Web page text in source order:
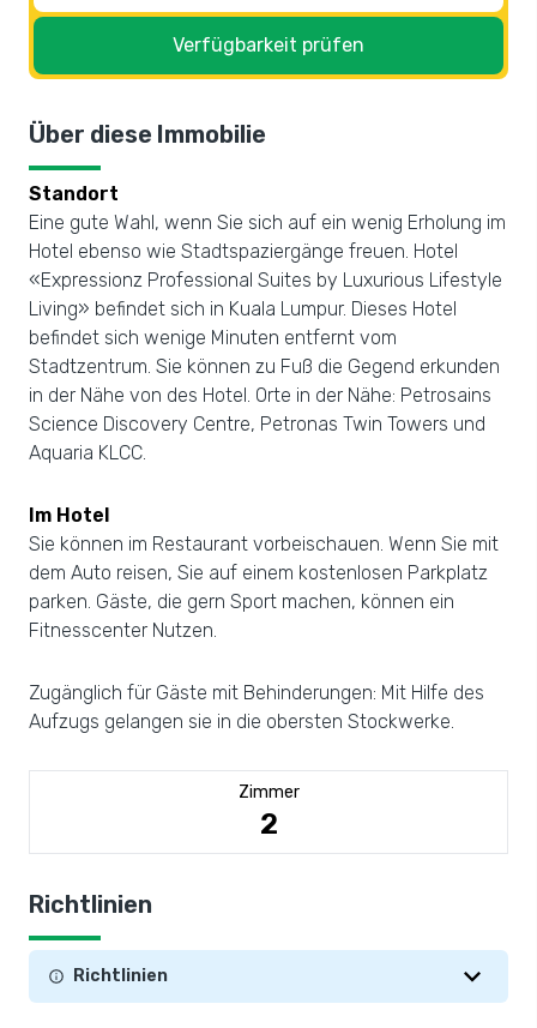
Verfügbarkeit prüfen
Über diese Immobilie
Standort
Eine gute Wahl, wenn Sie sich auf ein wenig Erholung im
Hotel ebenso wie Stadtspaziergänge freuen. Hotel
«Expressionz Professional Suites by Luxurious Lifestyle
Living» befindet sich in Kuala Lumpur. Dieses Hotel
befindet sich wenige Minuten entfernt vom
Stadtzentrum. Sie können zu Fuß die Gegend erkunden
in der Nähe von des Hotel. Orte in der Nähe: Petrosains
Science Discovery Centre, Petronas Twin Towers und
Aquaria KLCC.
Im Hotel
Sie können im Restaurant vorbeischauen. Wenn Sie mit
dem Auto reisen, Sie auf einem kostenlosen Parkplatz
parken. Gäste, die gern Sport machen, können ein
Fitnesscenter Nutzen.
Zugänglich für Gäste mit Behinderungen: Mit Hilfe des
Aufzugs gelangen sie in die obersten Stockwerke.
Zimmer
2
Richtlinien
Richtlinien